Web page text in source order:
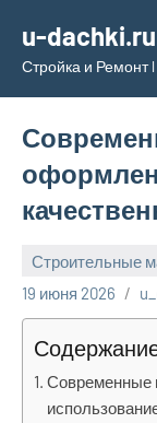
содержимому
u-dachki.ru
Стройка и Ремонт
Строительные
19 июня 2026
Современные